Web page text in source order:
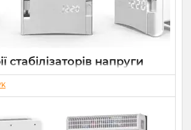
стабілізаторів напруги
більше ніж просто